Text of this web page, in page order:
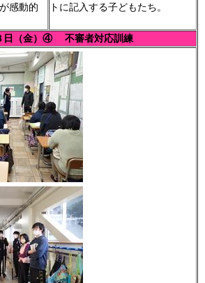
感動的
トに記入する子どもたち。
日（金）④ 不審者対応訓練